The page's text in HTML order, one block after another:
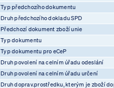
Typ předchozího dokumentu
Druh předchozího dokladu SPD
Předchozí dokument zboží unie
Typ dokumentu
Typ dokumentu pro eCeP
Druh povolení na celním úřadu odeslání
Druh povolení na celním úřadu určení
Druh doprav.prostředku, kterým je zboží